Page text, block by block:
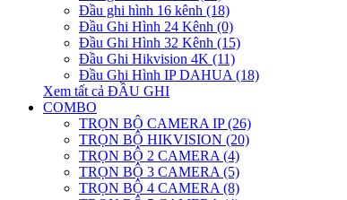
Đầu ghi hình 16 kênh (18)
Đầu Ghi Hình 24 Kênh (0)
Đầu Ghi Hình 32 Kênh (15)
Đầu Ghi Hikvision 4K (11)
Đầu Ghi Hình IP DAHUA (18)
Xem tất cả ĐẦU GHI
COMBO
TRỌN BỘ CAMERA IP (26)
TRỌN BỘ HIKVISION (20)
TRỌN BỘ 2 CAMERA (4)
TRỌN BỘ 3 CAMERA (5)
TRỌN BỘ 4 CAMERA (8)